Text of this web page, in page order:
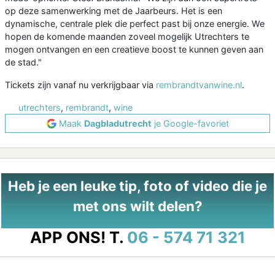
op deze samenwerking met de Jaarbeurs. Het is een
dynamische, centrale plek die perfect past bij onze energie. We
hopen de komende maanden zoveel mogelijk Utrechters te
mogen ontvangen en een creatieve boost te kunnen geven aan
de stad."
Tickets zijn vanaf nu verkrijgbaar via rembrandtvanwine.nl.
utrechters, rembrandt, wine
Maak Dagbladutrecht je Google-favoriet
Heb je een leuke tip, foto of video die je
met ons wilt delen?
APP ONS! T. 06 - 574 71 321